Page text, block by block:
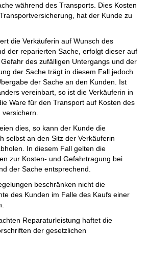
während des Transports. Dies Kosten
hat der Kunde zu
die Verkäuferin auf Wunsch des
der reparierten Sache, erfolgt dieser auf
des zufälligen Untergangs und der
der Sache trägt in diesem Fall jedoch
der Sache an den Kunden. Ist
vereinbart, so ist die Verkäuferin in
Ware für den Transport auf Kosten des
dies, so kann der Kunde die
selbst an den Sitz der Verkäuferin
In diesem Fall gelten die
zur Kosten- und Gefahrtragung bei
der Sache entsprechend.
beschränken nicht die
des Kunden im Falle des Kaufs einer
Reparaturleistung haftet die
der gesetzlichen